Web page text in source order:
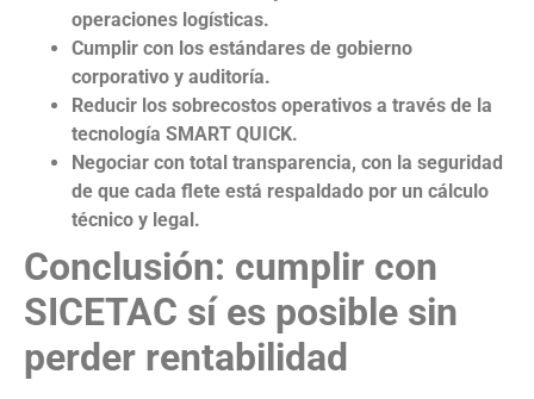
operaciones logísticas.
Cumplir con los estándares de gobierno
corporativo y auditoría.
Reducir los sobrecostos operativos a través de la
tecnología SMART QUICK.
Negociar con total transparencia, con la seguridad
de que cada flete está respaldado por un cálculo
técnico y legal.
Conclusión: cumplir con
SICETAC sí es posible sin
perder rentabilidad